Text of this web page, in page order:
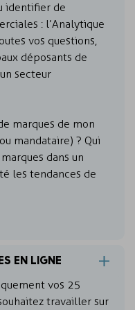
identifier de
: l’Analytique
vos questions,
déposants de
secteur
marques de mon
mandataire) ? Qui
dans un
les tendances de
EN LIGNE
vos 25
travailler sur